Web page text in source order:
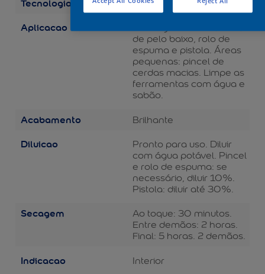
Balance
Aplicacao
de pelo baixo, rolo de
espuma e pistola. Áreas
pequenas: pincel de
cerdas macias. Limpe as
ferramentas com água e
sabão.
Acabamento Brilhante
Diluicao
Pronto para uso. Diluir
com água potável. Pincel
e rolo de espuma: se
necessário, diluir 10%.
Pistola: diluir até 30%.
Secagem
Ao toque: 30 minutos.
Entre demãos: 2 horas.
Final: 5 horas. 2 demãos.
Indicacao Interior